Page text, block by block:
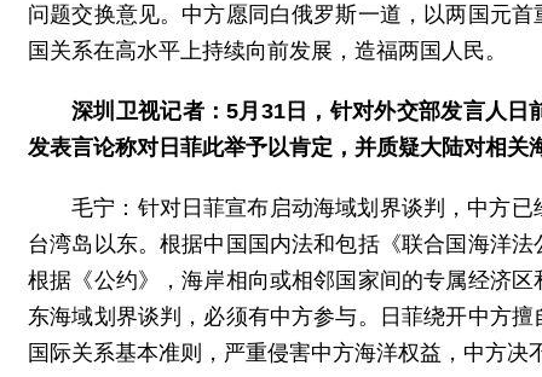
问题交换意见。中方愿同白俄罗斯一道，以两国元
国关系在高水平上持续向前发展，造福两国人民。
深圳卫视记者：5月31日，针对外交部发言人
发表言论称对日菲此举予以肯定，并质疑大陆对相
毛宁：针对日菲宣布启动海域划界谈判，中方
台湾岛以东。根据中国国内法和包括《联合国海洋
根据《公约》，海岸相向或相邻国家间的专属经济
东海域划界谈判，必须有中方参与。日菲绕开中方
国际关系基本准则，严重侵害中方海洋权益，中方决